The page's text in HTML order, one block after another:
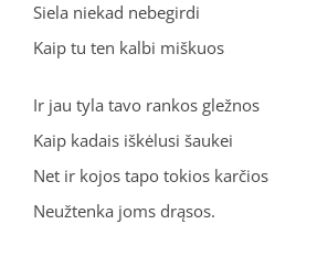
Siela niekad nebegirdi
Kaip tu ten kalbi miškuos
Ir jau tyla tavo rankos gležnos
Kaip kadais iškėlusi šaukei
Net ir kojos tapo tokios karčios
Neužtenka joms drąsos.